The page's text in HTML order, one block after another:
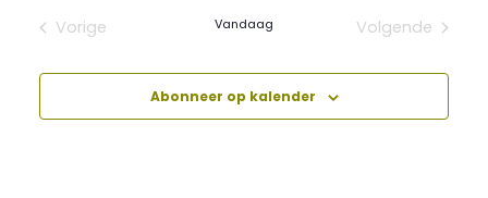
datum.
Vorige
Vandaag
Volgende
Abonneer op kalender